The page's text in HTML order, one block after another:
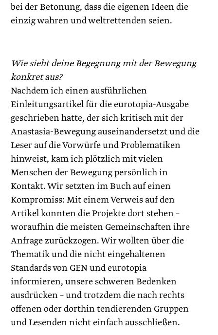
bei der Betonung, dass die eigenen Ideen die
einzig wahren und weltrettenden seien.
Wie sieht deine Begegnung mit der Bewegung
konkret aus?
Nachdem ich einen ausführlichen
Einleitungsartikel für die eurotopia-Ausgabe
geschrieben hatte, der sich kritisch mit der
Anastasia-Bewegung auseinandersetzt und die
Leser auf die Vorwürfe und Problematiken
hinweist, kam ich plötzlich mit vielen
Menschen der Bewegung persönlich in
Kontakt. Wir setzten im Buch auf einen
Kompromiss: Mit einem Verweis auf den
Artikel konnten die Projekte dort stehen –
woraufhin die meisten Gemeinschaften ihre
Anfrage zurückzogen. Wir wollten über die
Thematik und die nicht eingehaltenen
Standards von GEN und eurotopia
informieren, unsere schweren Bedenken
ausdrücken – und trotzdem die nach rechts
offenen oder dorthin tendierenden Gruppen
und Lesenden nicht einfach ausschließen.